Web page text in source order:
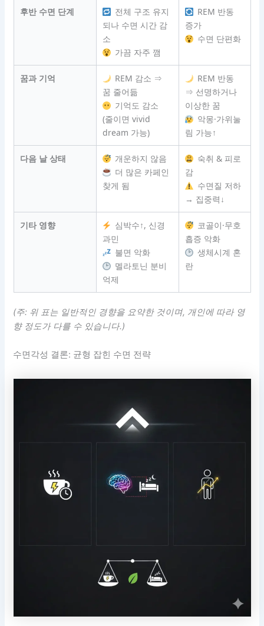
후반 수면 단계
전체 구조 유지
되나 수면 시간 감
소
가끔 자주 깸
REM 반동
증가
수면 단편화
꿈과 기억
REM 감소 ⇒
꿈 줄어듦
기억도 감소
(줄이면 vivid
dream 가능)
REM 반동
⇒ 선명하거나
이상한 꿈
악몽·가위눌
림 가능↑
다음 날 상태
개운하지 않음
더 많은 카페인
찾게 됨
숙취 & 피로
감
수면질 저하
→ 집중력↓
기타 영향
심박수↑, 신경
과민
불면 악화
멜라토닌 분비
억제
코골이·무호
흡증 악화
생체시계 혼
란
(주: 위 표는 일반적인 경향을 요약한 것이며, 개인에 따라 영
향 정도가 다를 수 있습니다.)
수면각성 결론: 균형 잡힌 수면 전략